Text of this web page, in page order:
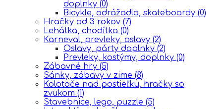
doplnky (0)
Bicykle, odrážadla, skateboardy (0)
Hračky od 3 rokov (7)
Lehátka, chodítka (0)
Karneval, prevleky, oslavy (2)
Oslavy, párty doplnky (2)
Prevleky, kostýmy, doplnky (0)
Zábavné hry (5)
Sánky, zábavy v zime (8)
Kolotoče nad postieľku, hračky so
zvukom (1)
Stavebnice, lego, puzzle (5)